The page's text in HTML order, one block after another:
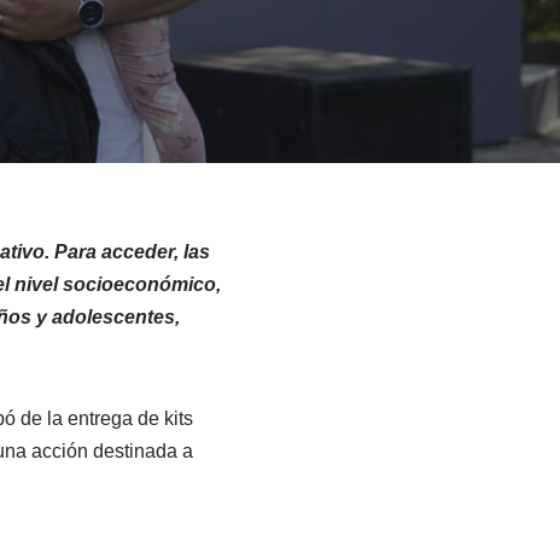
Para acceder, las
nivel socioeconómico,
y adolescentes,
de la entrega de kits
acción destinada a